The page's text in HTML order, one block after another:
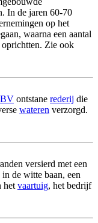
In de jaren 60-70
op het
waarna een aantal
oprichtten. Zie ook
BV ontstane rederij die
wateren verzorgd.
versierd met een
de witte baan, een
hetvaartuig, het bedrijf